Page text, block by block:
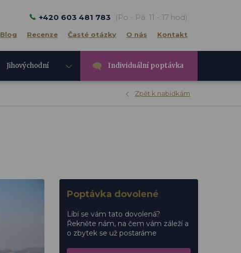
+420 603 481 783 (Po - Pá: 11 - 17 hod)
Blog Recenze Časté otázky O nás Kontakt
Jihovýchodní Individuální poptávka
Zpět k nabídkám
Poptávka dovolené
Líbí se vám tato dovolená?
Řekněte nám, na čem vám záleží a
o zbytek se už postaráme